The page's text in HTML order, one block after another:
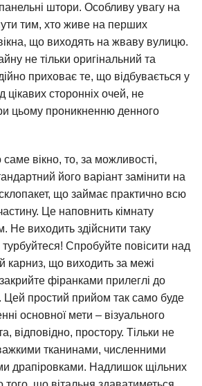
панельні штори. Особливу увагу на
тим, хто живе на перших
що виходять на жваву вулицю.
не тільки оригінальний та
приховає те, що відбувається у
цікавих сторонніх очей, не
цьому проникненню денного
вікно, то, за можливості,
його варіант замінити на
що займає практично всю
Це наповнить кімнату
Не виходить здійснити таку
Спробуйте повісити над
карниз, що виходить за межі
закрийте фіранками прилеглі до
Цей простий прийом так само буде
основної мети – візуального
відповідно, простору. Тільки не
тканинами, численними
драпіровками. Надлишок щільних